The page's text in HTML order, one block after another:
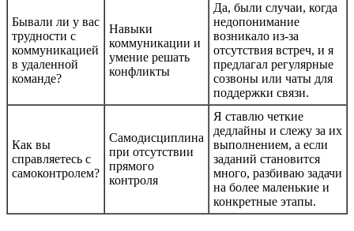
Бывали ли у вас
трудности с
коммуникацией
в удаленной
команде?
Навыки
коммуникации и
умение решать
конфликты
Да, были случаи, когда
недопонимание
возникало из-за
отсутствия встреч, и я
предлагал регулярные
созвоны или чаты для
поддержки связи.
Как вы
справляетесь с
самоконтролем?
Самодисциплина
при отсутствии
прямого
контроля
Я ставлю четкие
дедлайны и слежу за их
выполнением, а если
заданий становится
много, разбиваю задачи
на более маленькие и
конкретные этапы.